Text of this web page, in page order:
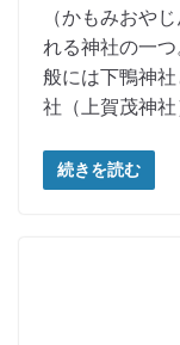
（かもみおや
れる神社の一
般には下鴨神
社（上賀茂神
続きを読む